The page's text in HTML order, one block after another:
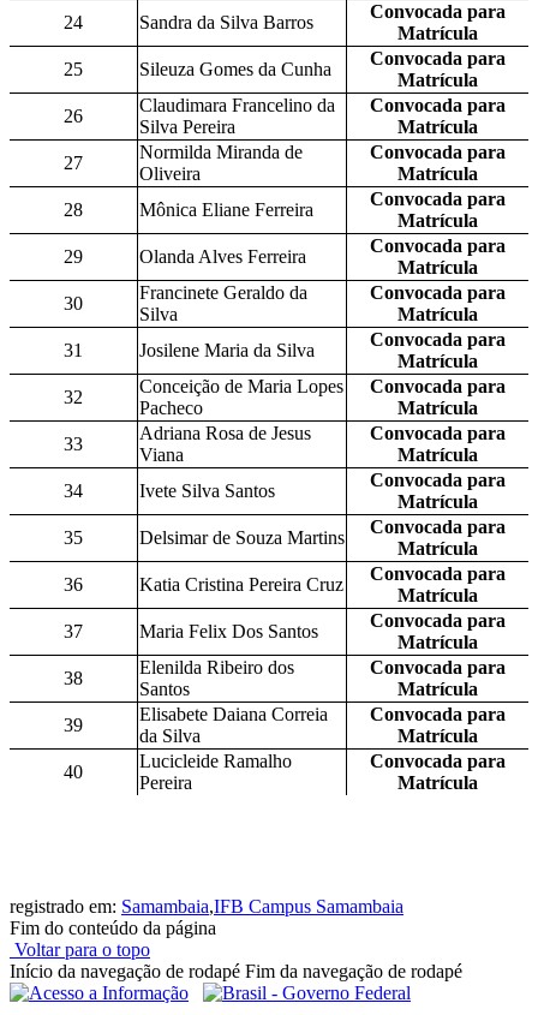
24
Sandra da Silva Barros
Convocada para
Matrícula
25
Sileuza Gomes da Cunha
Convocada para
Matrícula
26
Claudimara Francelino da
Silva Pereira
Convocada para
Matrícula
27
Normilda Miranda de
Oliveira
Convocada para
Matrícula
28
Mônica Eliane Ferreira
Convocada para
Matrícula
29
Olanda Alves Ferreira
Convocada para
Matrícula
30
Francinete Geraldo da
Silva
Convocada para
Matrícula
31
Josilene Maria da Silva
Convocada para
Matrícula
32
Conceição de Maria Lopes
Pacheco
Convocada para
Matrícula
33
Adriana Rosa de Jesus
Viana
Convocada para
Matrícula
34
Ivete Silva Santos
Convocada para
Matrícula
35
Delsimar de Souza Martins
Convocada para
Matrícula
36
Katia Cristina Pereira Cruz
Convocada para
Matrícula
37
Maria Felix Dos Santos
Convocada para
Matrícula
38
Elenilda Ribeiro dos
Santos
Convocada para
Matrícula
39
Elisabete Daiana Correia
da Silva
Convocada para
Matrícula
40
Lucicleide Ramalho
Pereira
Convocada para
Matrícula
registrado em: Samambaia,IFB Campus Samambaia
Fim do conteúdo da página
Voltar para o topo
Início da navegação de rodapé Fim da navegação de rodapé